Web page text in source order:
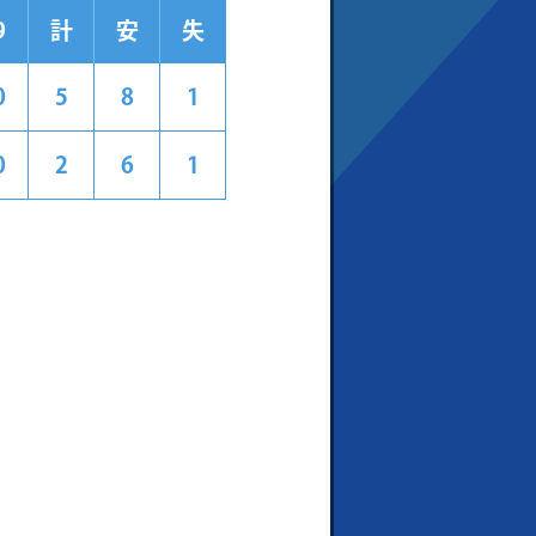
計 安 失
5 8 1
2 6 1